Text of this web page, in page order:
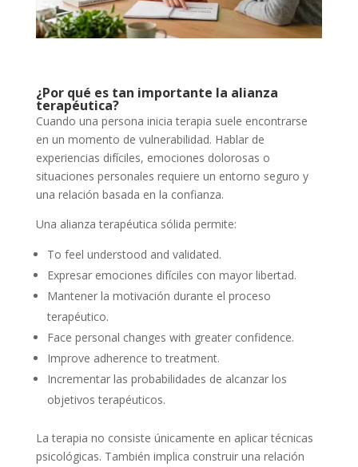
¿Por qué es tan importante la alianza
terapéutica?
Cuando una persona inicia terapia suele encontrarse
en un momento de vulnerabilidad. Hablar de
experiencias difíciles, emociones dolorosas o
situaciones personales requiere un entorno seguro y
una relación basada en la confianza.
Una alianza terapéutica sólida permite:
To feel understood and validated.
Expresar emociones difíciles con mayor libertad.
Mantener la motivación durante el proceso
terapéutico.
Face personal changes with greater confidence.
Improve adherence to treatment.
Incrementar las probabilidades de alcanzar los
objetivos terapéuticos.
La terapia no consiste únicamente en aplicar técnicas
psicológicas. También implica construir una relación